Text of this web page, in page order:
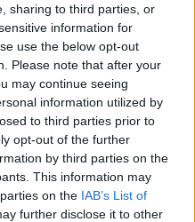
sharing to third parties, or
information for
use the below opt-out
Please note that after your
may continue seeing
information utilized by
to third parties prior to
opt-out of the further
by third parties on the
This information may
on the IAB’s List of
further disclose it to other